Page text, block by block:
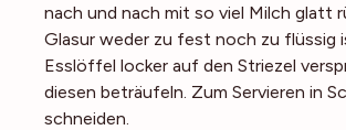
nach und nach mit so viel Milch glatt
Glasur weder zu fest noch zu flüssig
Esslöffel locker auf den Striezel
diesen beträufeln. Zum Servieren in
schneiden.